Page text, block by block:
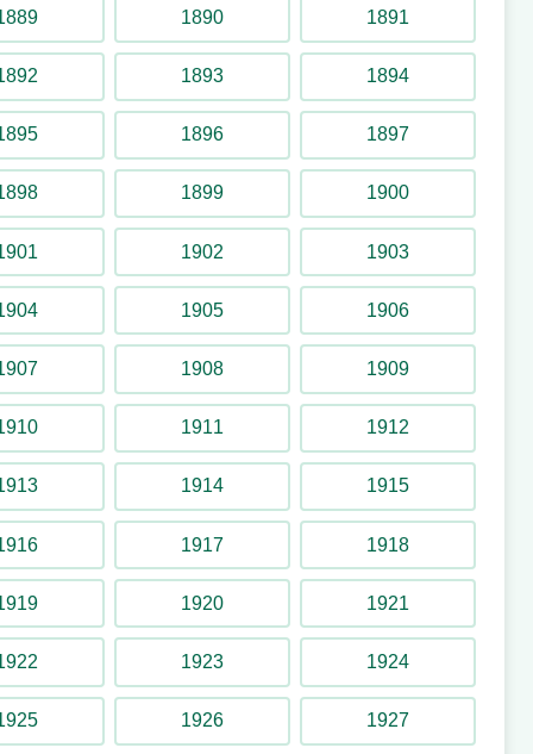
1890 1891
1893 1894
1896 1897
1899 1900
1902 1903
1905 1906
1908 1909
1911 1912
1914 1915
1917 1918
1920 1921
1923 1924
1926 1927
1969
Thriller
1996
Titan
1961 – 1968
Tivolitrucken
1991 – 2010
Toboggan
1917 – 1920-tal